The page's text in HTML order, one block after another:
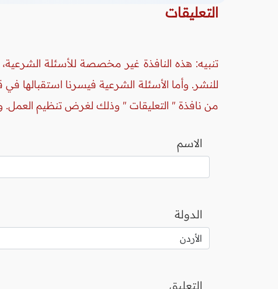
التعليقات
تنبيه: هذه النافذة غير مخصصة للأسئلة
للنشر. وأما الأسئلة الشرعية فيسرنا
من نافذة " التعليقات " وذلك لغرض تنظيم العمل.
الاسم
الدولة
التعليق